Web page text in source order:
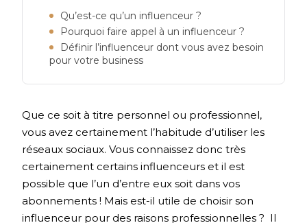
Qu’est-ce qu’un influenceur ?
Pourquoi faire appel à un influenceur ?
Définir l’influenceur dont vous avez besoin
pour votre business
Que ce soit à titre personnel ou professionnel,
vous avez certainement l’habitude d’utiliser les
réseaux sociaux. Vous connaissez donc très
certainement certains influenceurs et il est
possible que l’un d’entre eux soit dans vos
abonnements ! Mais est-il utile de choisir son
influenceur pour des raisons professionnelles ? Il